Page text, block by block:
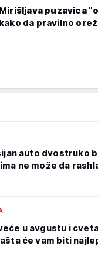
Mirišljava puzavica
kako da pravilno
auto dvostruko
ne može da
u avgustu i
će vam biti